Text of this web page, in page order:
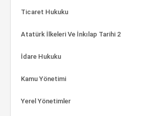
Ticaret Hukuku
Atatürk İlkeleri Ve İnkılap Tarihi 2
İdare Hukuku
Kamu Yönetimi
Yerel Yönetimler